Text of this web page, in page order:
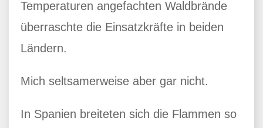
Temperaturen angefachten Waldbrände
überraschte die Einsatzkräfte in beiden
Ländern.
Mich seltsamerweise aber gar nicht.
In Spanien breiteten sich die Flammen so